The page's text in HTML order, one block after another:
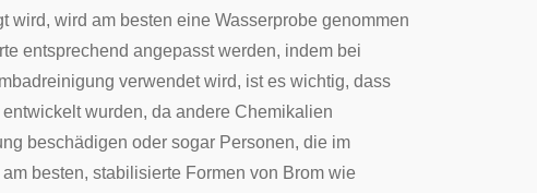
wird am besten eine Wasserprobe genommen
entsprechend angepasst werden, indem bei
verwendet wird, ist es wichtig, dass
wurden, da andere Chemikalien
beschädigen oder sogar Personen, die im
besten, stabilisierte Formen von Brom wie